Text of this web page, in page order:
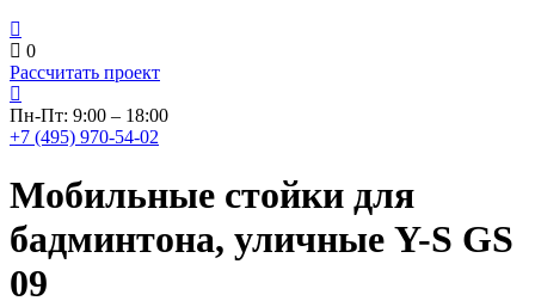
0
Рассчитать проект
Пн-Пт: 9:00 – 18:00
+7 (495) 970-54-02
Мобильные стойки для
бадминтона, уличные Y-S GS
09